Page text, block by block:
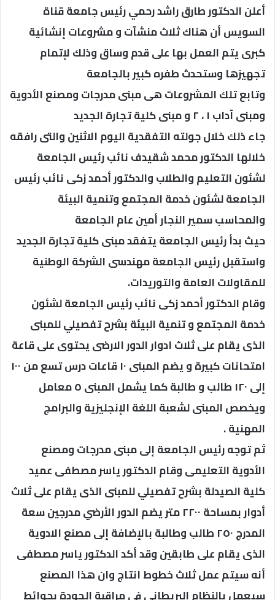
أعلن الدكتور طارق راشد رحمي رئيس جامعة قناة
السويس أن هناك ثلاث منشآت و مشروعات إنشائية
كبرى يتم العمل بها على قدم وساق وذلك لإتمام
تجهيزها وستحدث طفره كبير بالجامعة
وتابع تلك المشروعات هى مبنى مدرجات ومصنع الأدوية
ومبنى آداب ١ ، ٢ و مبنى كلية تجارة الجديد
جاء ذلك خلال جولته التفقدية اليوم الاثنين والتى رافقه
خلالها الدكتور محمد شقيدف نائب رئيس الجامعة
لشئون التعليم والطلاب والدكتور أحمد زكى نائب رئيس
الجامعة لشئون خدمة المجتمع وتنمية البيئة
والمحاسب سمير النجار أمين عام الجامعة
حيث بدأ رئيس الجامعة يتفقد مبنى كلية تجارة الجديد
واستقبل رئيس الجامعة مهندسى الشركة الوطنية
للمقاولات العامة والتوريدات.
وقام الدكتور أحمد زكى نائب رئيس الجامعة لشئون
خدمة المجتمع و تنمية البيئة بشرح تفصيلي للمبنى
الذى يقام على ثلاث ادوار الدور الارضى يحتوى على قاعة
امتحانات كبيرة و يضم المبنى ١٠ قاعات درس تسع من ١٠٠
إلى ١٢٠ طالب و طالبة كما يشمل المبنى ٥ معامل
ويخصص المبنى لشعبة اللغة الإنجليزية والبرامج
المهنية .
ثم توجه رئيس الجامعة إلى مبنى مدرجات ومصنع
الأدوية التعليمى وقام الدكتور ياسر مصطفى عميد
كلية الصيدلة بشرح تفصيلي للمبنى الذى يقام على ثلاث
أدوار بمساحة ٢٢٠٠ متر يضم الدور الأرضي مدرجين سعة
المدرج ٢٥٠ طالب وطالبة بالإضافة إلى مصنع الادوية
الذى يقام على طابقين وقد أكد الدكتور ياسر مصطفى
أنه سيتم عمل ثلاث خطوط انتاج وان هذا المصنع
سيعمل بالنظام البريطانى فى مراقبة الجودة بحوائط